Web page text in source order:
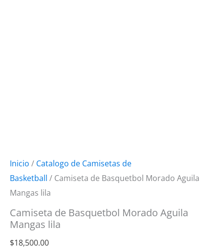
Inicio / Catalogo de Camisetas de
Basketball / Camiseta de Basquetbol Morado Aguila
Mangas lila
Camiseta de Basquetbol Morado Aguila
Mangas lila
$18,500.00